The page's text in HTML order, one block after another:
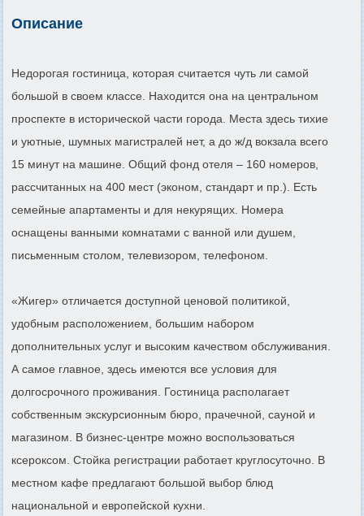
Описание
Недорогая гостиница, которая считается чуть ли самой
большой в своем классе. Находится она на центральном
проспекте в исторической части города. Места здесь тихие
и уютные, шумных магистралей нет, а до ж/д вокзала всего
15 минут на машине. Общий фонд отеля – 160 номеров,
рассчитанных на 400 мест (эконом, стандарт и пр.). Есть
семейные апартаменты и для некурящих. Номера
оснащены ванными комнатами с ванной или душем,
письменным столом, телевизором, телефоном.
«Жигер» отличается доступной ценовой политикой,
удобным расположением, большим набором
дополнительных услуг и высоким качеством обслуживания.
А самое главное, здесь имеются все условия для
долгосрочного проживания. Гостиница располагает
собственным экскурсионным бюро, прачечной, сауной и
магазином. В бизнес-центре можно воспользоваться
ксероксом. Стойка регистрации работает круглосуточно. В
местном кафе предлагают большой выбор блюд
национальной и европейской кухни.